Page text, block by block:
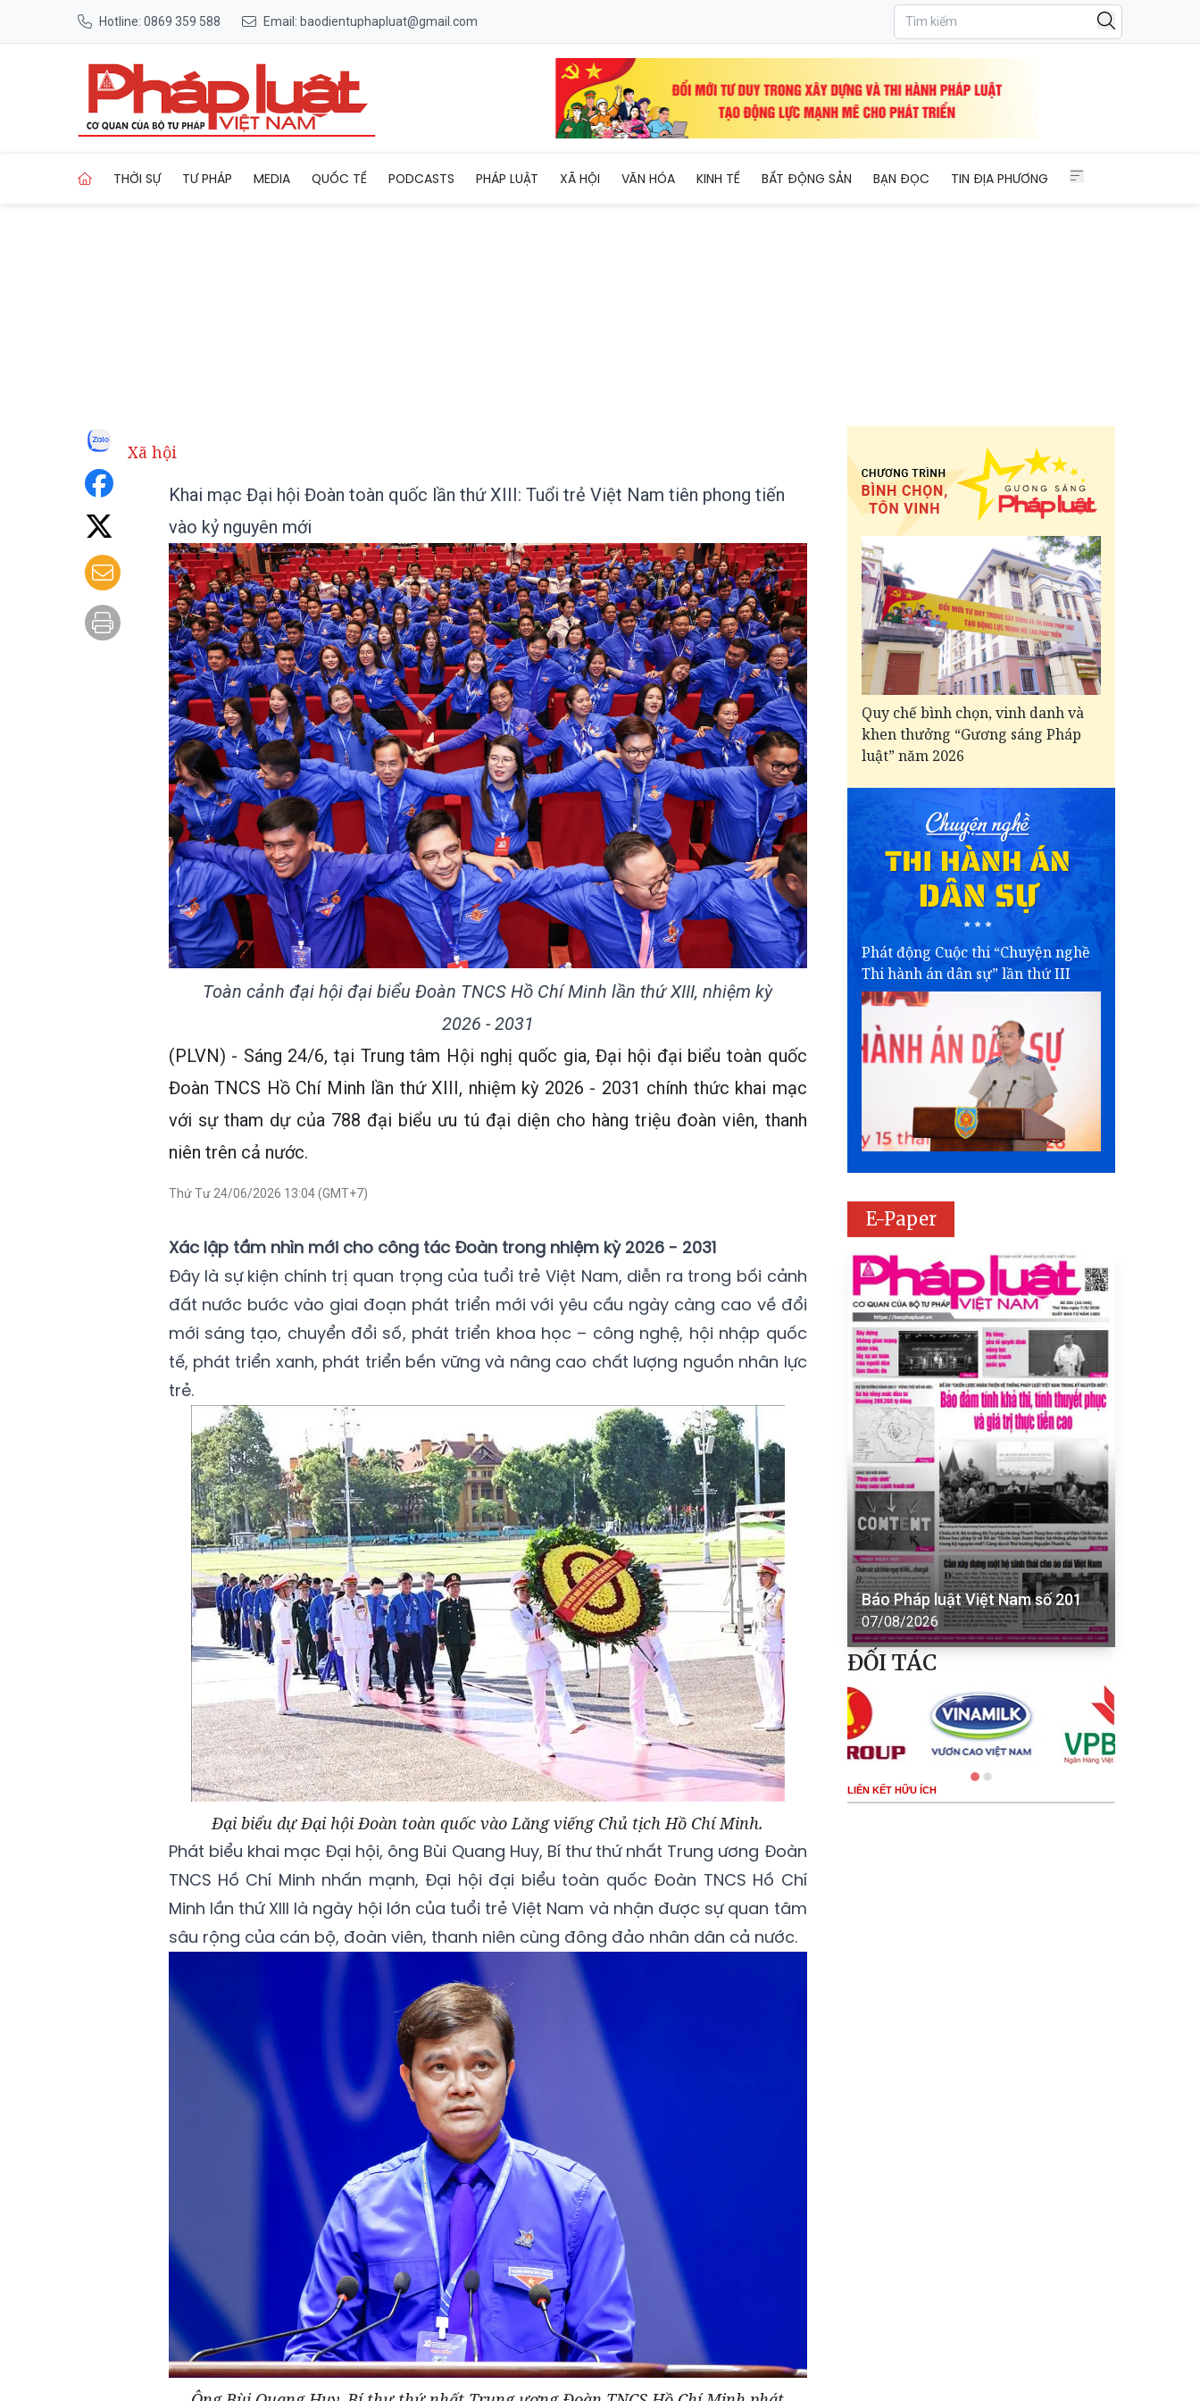
Hotline: 0869 359 588 Email: baodientuphapluat@gmail.com
THỜI SỰ TƯ PHÁP MEDIA QUỐC TẾ PODCASTS PHÁP LUẬT XÃ HỘI VĂN HÓA KINH TẾ BẤT ĐỘNG SẢN BẠN ĐỌC TIN ĐỊA PHƯƠNG
Xã hội
Khai mạc Đại hội Đoàn toàn quốc lần thứ XIII: Tuổi trẻ Việt Nam tiên phong tiến
vào kỷ nguyên mới
Toàn cảnh đại hội đại biểu Đoàn TNCS Hồ Chí Minh lần thứ XIII, nhiệm kỳ
2026 - 2031
(PLVN) - Sáng 24/6, tại Trung tâm Hội nghị quốc gia, Đại hội đại biểu toàn quốc
Đoàn TNCS Hồ Chí Minh lần thứ XIII, nhiệm kỳ 2026 - 2031 chính thức khai mạc
với sự tham dự của 788 đại biểu ưu tú đại diện cho hàng triệu đoàn viên, thanh
niên trên cả nước.
Thứ Tư 24/06/2026 13:04 (GMT+7)
Xác lập tầm nhìn mới cho công tác Đoàn trong nhiệm kỳ 2026 - 2031
Đây là sự kiện chính trị quan trọng của tuổi trẻ Việt Nam, diễn ra trong bối cảnh
đất nước bước vào giai đoạn phát triển mới với yêu cầu ngày càng cao về đổi
mới sáng tạo, chuyển đổi số, phát triển khoa học – công nghệ, hội nhập quốc
tế, phát triển xanh, phát triển bền vững và nâng cao chất lượng nguồn nhân lực
trẻ.
Đại biểu dự Đại hội Đoàn toàn quốc vào Lăng viếng Chủ tịch Hồ Chí Minh.
Phát biểu khai mạc Đại hội, ông Bùi Quang Huy, Bí thư thứ nhất Trung ương Đoàn
TNCS Hồ Chí Minh nhấn mạnh, Đại hội đại biểu toàn quốc Đoàn TNCS Hồ Chí
Minh lần thứ XIII là ngày hội lớn của tuổi trẻ Việt Nam và nhận được sự quan tâm
sâu rộng của cán bộ, đoàn viên, thanh niên cùng đông đảo nhân dân cả nước.
Quy chế bình chọn, vinh danh và
khen thưởng “Gương sáng Pháp
luật” năm 2026
Phát động Cuộc thi “Chuyện nghề
Thi hành án dân sự” lần thứ III
E-Paper
Báo Pháp luật Việt Nam số 201
07/08/2026
ĐỐI TÁC
LIÊN KẾT HỮU ÍCH